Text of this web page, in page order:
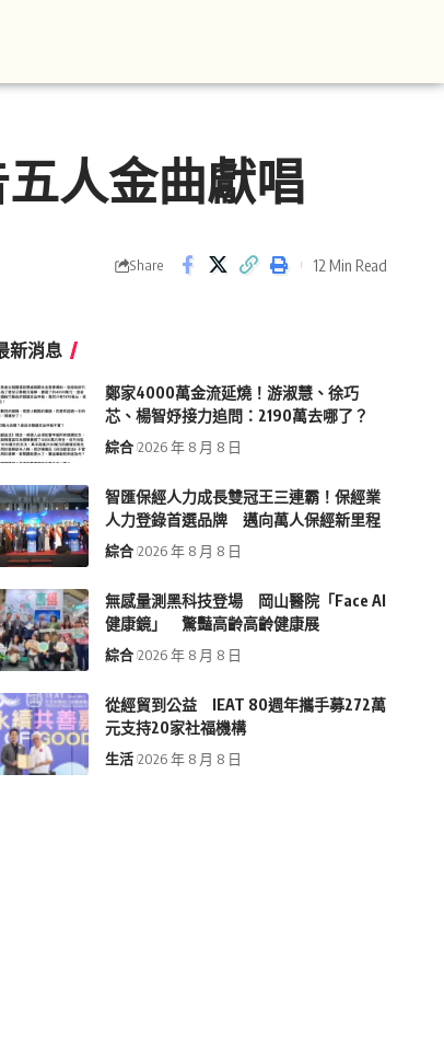
人金曲獻唱
Share 12 Min Read
新消息
鄭家4000萬金流延燒！游淑慧、徐巧
芯、楊智妤接力追問：2190萬去哪了？
綜合 2026 年 8 月 8 日
智匯保經人力成長雙冠王三連霸！保經業
人力登錄首選品牌 邁向萬人保經新里程
綜合 2026 年 8 月 8 日
無感量測黑科技登場 岡山醫院「Face AI
健康鏡」 驚豔高齡高齡健康展
綜合 2026 年 8 月 8 日
從經貿到公益 IEAT 80週年攜手募272萬
元支持20家社福機構
生活 2026 年 8 月 8 日